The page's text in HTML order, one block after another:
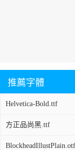
推薦字體
Helvetica-Bold.ttf
方正品尚黑.ttf
BlockheadIllustPlain.otf